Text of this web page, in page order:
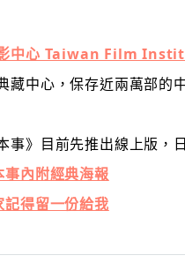
中心 Taiwan Film
藏中心，保存近兩萬部的
事》目前先推出線上版，
事內附經典海報
記得留一份給我